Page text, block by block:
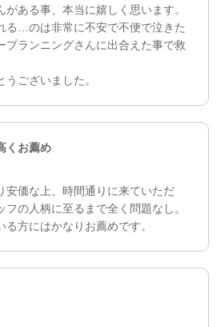
ある事、本当に嬉しく思います。
る…のは非常に不安で不便で泣きた
プランニングさんに出合えた事で救
ございました。
くお薦め
安価な上、時間通りに来ていただ
の人柄に至るまで全く問題なし。
方にはかなりお薦めです。